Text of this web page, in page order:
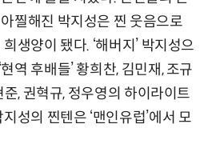
찔해진 박지성은 찐 웃음으로
생양이 됐다. ‘해버지’ 박지성으
역 후배들’ 황희찬, 김민재, 조규
준, 권혁규, 정우영의 하이라이트
성의 찐텐은 ‘맨인유럽’에서 모